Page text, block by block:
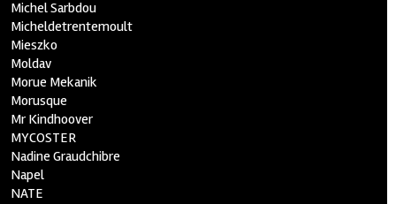
Michel Sarbdou
Micheldetrentemoult
Mieszko
Moldav
Morue Mekanik
Morusque
Mr Kindhoover
MYCOSTER
Nadine Graudchibre
Napel
NATE